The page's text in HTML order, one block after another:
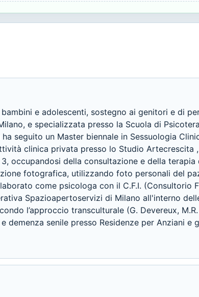
e adolescenti, sostegno ai genitori e di
e specializzata presso la Scuola di
seguito un Master biennale in Sessuologia
clinica privata presso lo Studio Artecrescita ,
occupandosi della consultazione e della terapia
fotografica, utilizzando foto personali del
come psicologa con il C.F.I. (Consultorio
Spazioapertoservizi di Milano all'interno
l’approccio transculturale (G. Devereux,
senile presso Residenze per Anziani e